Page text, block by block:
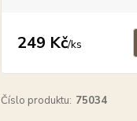
249 Kč/ks
Číslo produktu: 75034